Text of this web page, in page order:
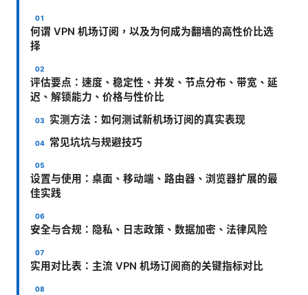
何谓 VPN 机场订阅，以及为何成为翻墙的高性价比选
择
评估要点：速度、稳定性、并发、节点分布、带宽、延
迟、解锁能力、价格与性价比
实测方法：如何测试新机场订阅的真实表现
常见坑坑与规避技巧
设置与使用：桌面、移动端、路由器、浏览器扩展的最
佳实践
安全与合规：隐私、日志政策、数据加密、法律风险
实用对比表：主流 VPN 机场订阅商的关键指标对比